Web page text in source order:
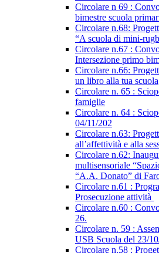
Circolare n 69 :
bimestre scuola
Circolare n.68:
“A scuola di mini-
Circolare n.67 :
Intersezione primo
Circolare n.66:
un libro alla tua scuola
Circolare n. 65 :
famiglie
Circolare n. 64 :
04/11/202
Circolare n.63:
all’affettività e alla
Circolare n.62:
multisensoriale
“A.A. Donato” di
Circolare n.61 :
Prosecuzione attività
Circolare n.60 :
26.
Circolare n. 59 :
USB Scuola del 23/
Circolare n.58 :